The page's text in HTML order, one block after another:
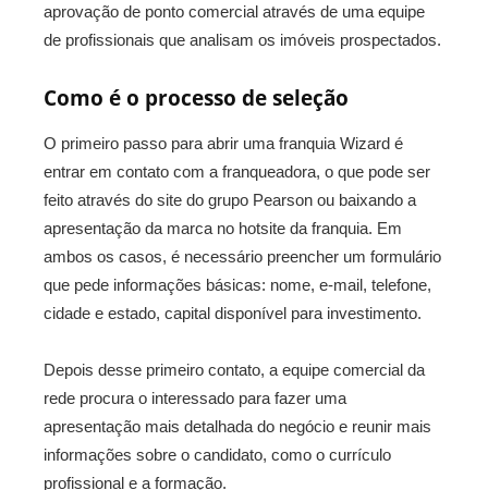
aprovação de ponto comercial através de uma equipe
de profissionais que analisam os imóveis prospectados.
Como é o processo de seleção
O primeiro passo para abrir uma franquia Wizard é
entrar em contato com a franqueadora, o que pode ser
feito através do site do grupo Pearson ou baixando a
apresentação da marca no hotsite da franquia. Em
ambos os casos, é necessário preencher um formulário
que pede informações básicas: nome, e-mail, telefone,
cidade e estado, capital disponível para investimento.
Depois desse primeiro contato, a equipe comercial da
rede procura o interessado para fazer uma
apresentação mais detalhada do negócio e reunir mais
informações sobre o candidato, como o currículo
profissional e a formação.